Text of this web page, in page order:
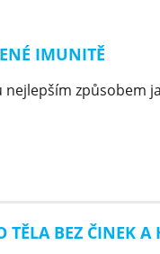
IMUNITĚ
nejlepším způsobem
TĚLA BEZ ČINEK